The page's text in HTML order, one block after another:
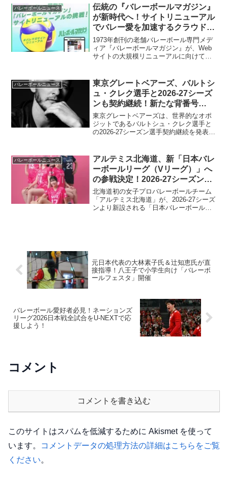
ラーを含む若い選手の成長を強力にサポ
ートしています。自分の身体を知ること
で、より効果的な練習や怪我の予防にも
繋がる、バレーボール愛好者必見の取り
組みをご紹介します。
バレーボールニュース
伝統の『バレーボールマガジン』
が新時代へ！サイトリニューアル
でバレー愛を加速するクラウドフ
ァンディング始動！
1973年創刊の老舗バレーボール専門メデ
ィア『バレーボールマガジン』が、Web
サイトの大規模リニューアルに向けてク
速く、より見やすい情報プラットフォー
ムへの進化を目指します。日本のバレー
ボール界をさらに熱くするこの挑戦に、
あなたも参加しませんか？
バレーボールニュース
東京グレートベアーズ、バルトシ
ュ・クレク選手と2026-27シーズ
ンも契約継続！新たな背番号
「6」でSVリーグを熱く盛り上げ
る！
東京グレートベアーズは、世界的なオポ
ジットであるバルトシュ・クレク選手と
の2026-27シーズン選手契約継続を発表し
感謝と来シーズンへの強い意気込みを語
っています。SVリーグでのさらなる活躍
に期待が高まります。
バレーボールニュース
アルテミス北海道、新「日本バレ
ーボールリーグ（Vリーグ）」へ
の参戦決定！2026-27シーズンか
ら新たな挑戦へ！
北海道初の女子プロバレーボールチーム
「アルテミス北海道」が、2026-27シーズ
ンより新設される「日本バレーボールリ
元日本代表の大林素子氏＆辻知恵氏が直
接指導！八王子で小学生向け「バレーボ
ールフェスタ」開催
バレーボール愛好者必見！ネーションズ
リーグ2026日本戦全試合をU-NEXTで応
援しよう！
コメント
コメントを書き込む
このサイトはスパムを低減するために Akismet を使って
います。
コメントデータの処理方法の詳細はこちらをご覧
ください。